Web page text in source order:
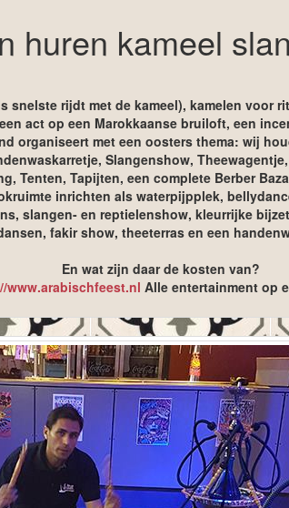
huren kameel
snelste rijdt met de kameel), kamelen voor
act op een Marokkaanse bruiloft, een
organiseert met een oosters thema: wij
Slangenshow,
Tenten, Tapijten, een complete Berber
inrichten als waterpijpplek,
slangen- en reptielenshow, kleurrijke
fakir show, theeterras en een
En wat zijn daar de kosten van?
www.arabischfeest.nl Alle entertainment op